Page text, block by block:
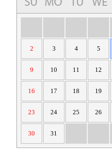
2 3 4 5
9 10 11 12
16 17 18 19
23 24 25 26
30 31